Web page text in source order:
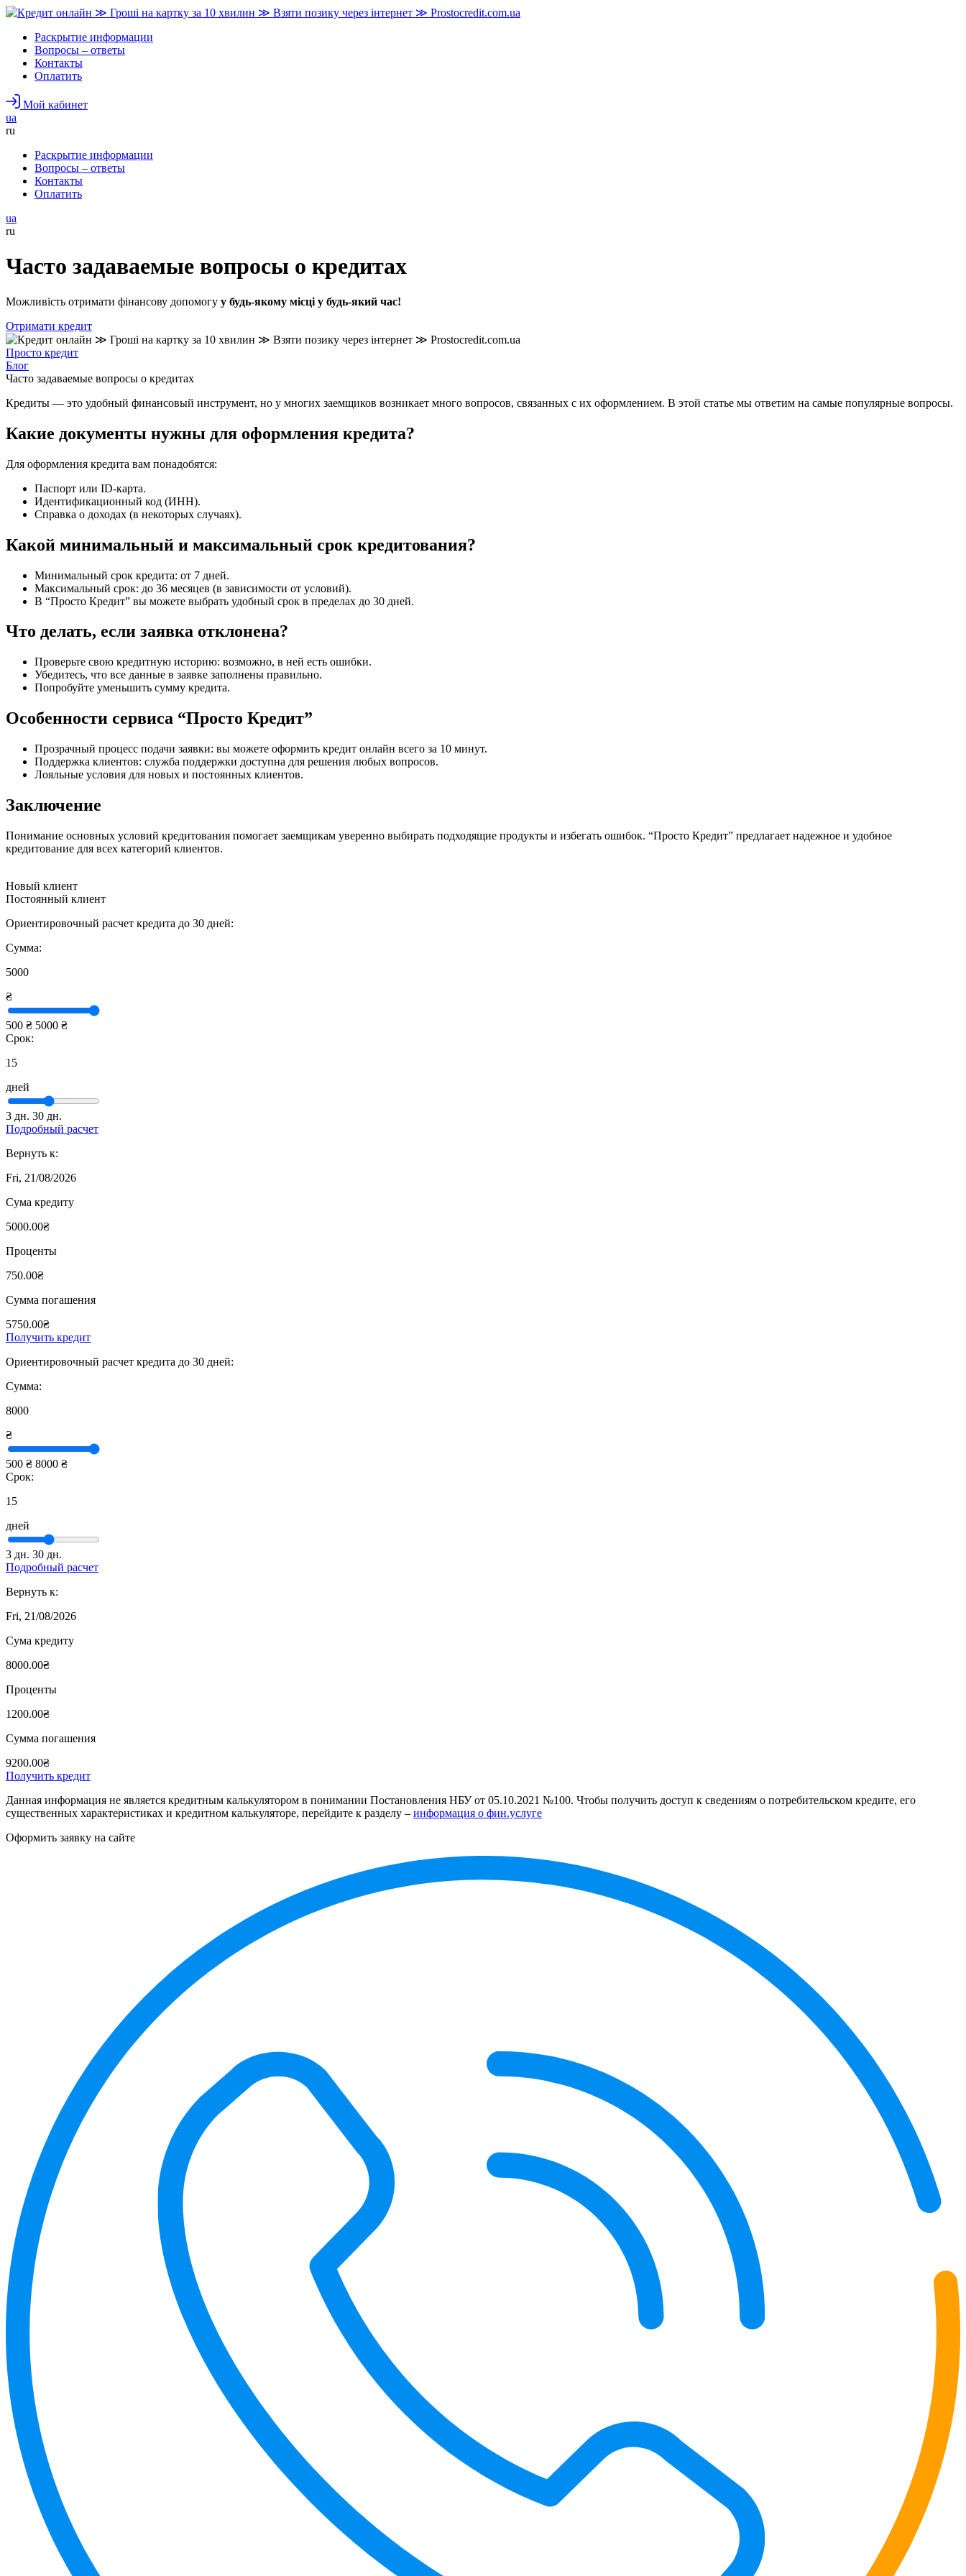
Раскрытие информации
Вопросы – ответы
Контакты
Оплатить
Мой кабинет
ua
ru
Раскрытие информации
Вопросы – ответы
Контакты
Оплатить
ua
ru
Часто задаваемые вопросы о кредитах
Можливість отримати фінансову допомогу у будь-якому місці у будь-який час!
Отримати кредит
Просто кредит
Блог
Часто задаваемые вопросы о кредитах
Кредиты — это удобный финансовый инструмент, но у многих заемщиков возникает много вопросов, связанных с их оформлением. В этой статье мы ответим на самые популярные вопросы.
Какие документы нужны для оформления кредита?
Для оформления кредита вам понадобятся:
Паспорт или ID-карта.
Идентификационный код (ИНН).
Справка о доходах (в некоторых случаях).
Какой минимальный и максимальный срок кредитования?
Минимальный срок кредита: от 7 дней.
Максимальный срок: до 36 месяцев (в зависимости от условий).
В “Просто Кредит” вы можете выбрать удобный срок в пределах до 30 дней.
Что делать, если заявка отклонена?
Проверьте свою кредитную историю: возможно, в ней есть ошибки.
Убедитесь, что все данные в заявке заполнены правильно.
Попробуйте уменьшить сумму кредита.
Особенности сервиса “Просто Кредит”
Прозрачный процесс подачи заявки: вы можете оформить кредит онлайн всего за 10 минут.
Поддержка клиентов: служба поддержки доступна для решения любых вопросов.
Лояльные условия для новых и постоянных клиентов.
Заключение
Понимание основных условий кредитования помогает заемщикам уверенно выбирать подходящие продукты и избегать ошибок. “Просто Кредит” предлагает надежное и удобное
кредитование для всех категорий клиентов.
Новый клиент
Постоянный клиент
Ориентировочный расчет кредита до 30 дней:
Сумма:
5000
₴
500 ₴ 5000 ₴
Срок:
15
дней
3 дн. 30 дн.
Подробный расчет
Вернуть к:
Fri, 21/08/2026
Сума кредиту
5000.00₴
Проценты
750.00₴
Сумма погашения
5750.00₴
Получить кредит
Ориентировочный расчет кредита до 30 дней:
Сумма:
8000
₴
500 ₴ 8000 ₴
Срок:
15
дней
3 дн. 30 дн.
Подробный расчет
Вернуть к:
Fri, 21/08/2026
Сума кредиту
8000.00₴
Проценты
1200.00₴
Сумма погашения
9200.00₴
Получить кредит
Данная информация не является кредитным калькулятором в понимании Постановления НБУ от 05.10.2021 №100. Чтобы получить доступ к сведениям о потребительском кредите, его
существенных характеристиках и кредитном калькуляторе, перейдите к разделу – информация о фин.услуге
Оформить заявку на сайте